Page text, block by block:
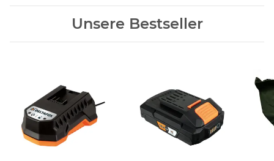
Unsere Bestseller